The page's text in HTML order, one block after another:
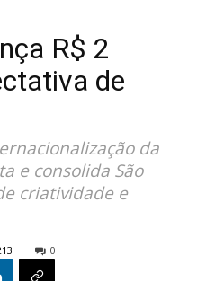
R$ 2
de
da
e consolida São
criatividade e
0